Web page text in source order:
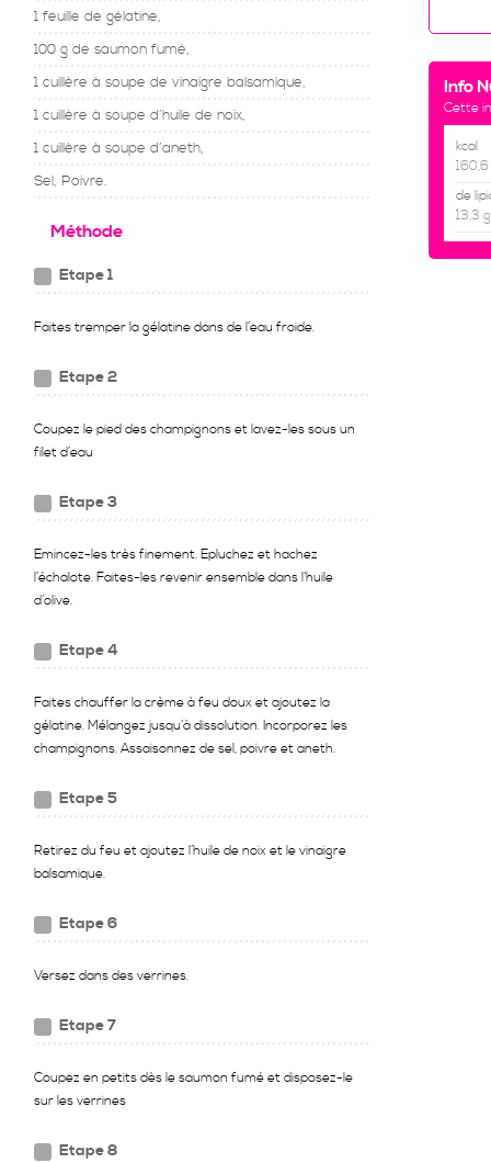
1 feuille de gélatine,
100 g de saumon fumé,
1 cuillère à soupe de vinaigre balsamique,
1 cuillère à soupe d’huile de noix,
1 cuillère à soupe d’aneth,
Sel, Poivre.
Méthode
Etape 1
Faites tremper la gélatine dans de l’eau froide.
Etape 2
Coupez le pied des champignons et lavez-les sous un
filet d’eau
Etape 3
Emincez-les très finement. Epluchez et hachez
l’échalote. Faites-les revenir ensemble dans l’huile
d’olive.
Etape 4
Faites chauffer la crème à feu doux et ajoutez la
gélatine. Mélangez jusqu’à dissolution. Incorporez les
champignons. Assaisonnez de sel, poivre et aneth.
Etape 5
Retirez du feu et ajoutez l’huile de noix et le vinaigre
balsamique.
Etape 6
Versez dans des verrines.
Etape 7
Coupez en petits dès le saumon fumé et disposez-le
sur les verrines
Etape 8
Info
Cette
kcal
160,6
de
13,3 g